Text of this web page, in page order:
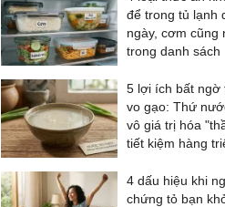
để trong tủ lạnh
ngày, cơm cũng
trong danh sách
5 lợi ích bất ngờ
vo gạo: Thứ
vô giá trị hóa
tiết kiệm hàng
4 dấu hiệu khi
chứng tỏ bạn